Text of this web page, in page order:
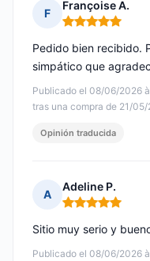
F
Françoise A.
Nota: 5 de 5
Publicado el 08/06/2026
tras una compra de 21/
Pedido bien recibido.
simpático que
Opinión traducida
A
Adeline P.
Nota: 5 de 5
Publicado el 08/06/2026
Sitio muy serio y